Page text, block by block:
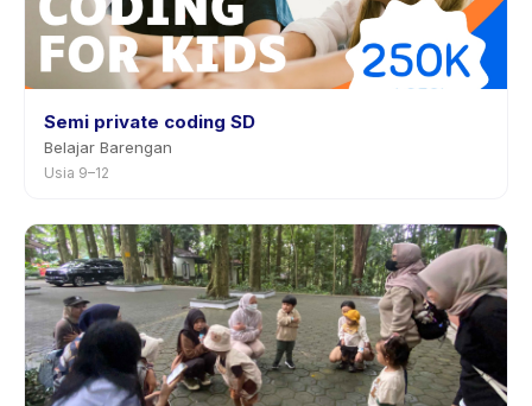
Semi private coding SD
Belajar Barengan
Usia 9–12